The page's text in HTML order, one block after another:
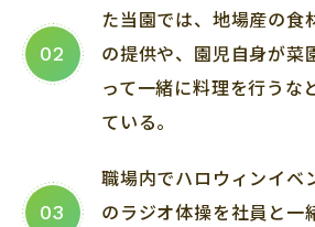
02
た当園では、地場産の食
の提供や、園児自身が菜
って一緒に料理を行うな
ている。
03
職場内でハロウィンイベ
のラジオ体操を社員と一